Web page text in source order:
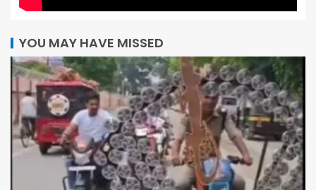
YOU MAY HAVE MISSED